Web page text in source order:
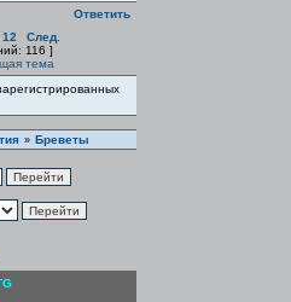
Ответить
12
След.
116 ]
тема
» Бреветы